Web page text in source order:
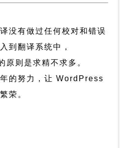
没有做过任何校对和错误
到翻译系统中，
原则 是求精不求多。
的努力，让 WordPress
荣。